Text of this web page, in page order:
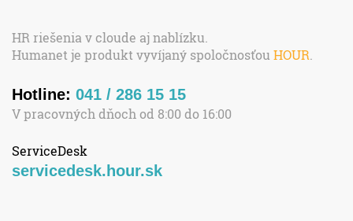
HR riešenia v cloude aj nablízku.
Humanet je produkt vyvíjaný spoločnosťou HOUR
Hotline: 041 / 286 15 15
V pracovných dňoch od 8:00 do 16:00
ServiceDesk
servicedesk.hour.sk